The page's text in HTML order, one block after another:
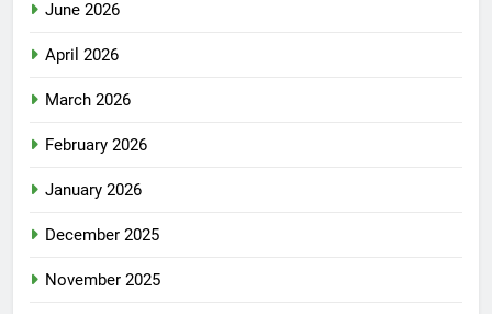
June 2026
April 2026
March 2026
February 2026
January 2026
December 2025
November 2025